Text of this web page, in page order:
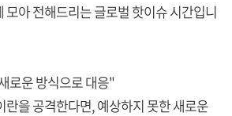
모아 전해드리는 글로벌 핫이슈 시간입니
로운 방식으로 대응"
란을 공격한다면, 예상하지 못한 새로운